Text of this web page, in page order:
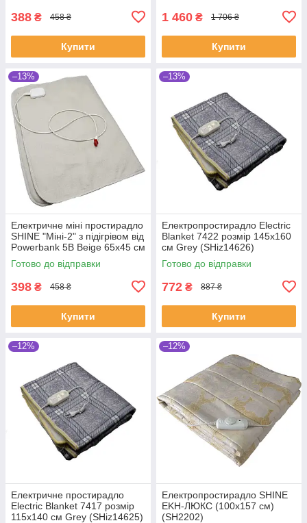
388 ₴ 458 ₴
Купити
1 460 ₴ 1 706 ₴
Купити
–13%
Електричне міні простирадло
SHINE "Міні-2" з підігрівом від
Powerbank 5В Beige 65х45 см
(SHiz14559)
Готово до відправки
398 ₴ 458 ₴
Купити
–13%
Електропростирадло Electric
Blanket 7422 розмір 145х160
см Grey (SHiz14626)
Готово до відправки
772 ₴ 887 ₴
Купити
–12%
Електричне простирадло
Electric Blanket 7417 розмір
115х140 см Grey (SHiz14625)
–12%
Електропростирадло SHINE
EKН-ЛЮКС (100x157 см)
(SH2202)